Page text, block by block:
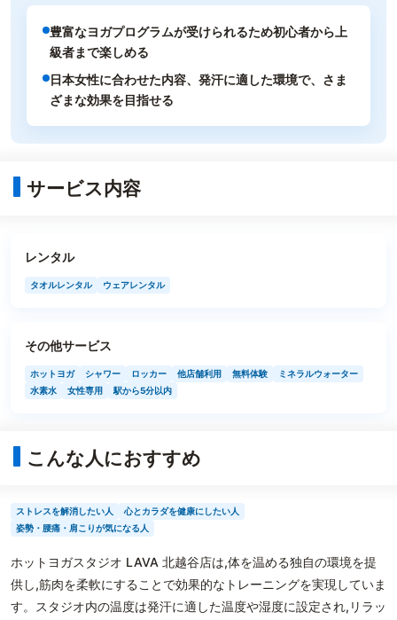
豊富なヨガプログラムが受けられるため初心者から上
級者まで楽しめる
日本女性に合わせた内容、発汗に適した環境で、さま
ざまな効果を目指せる
サービス内容
レンタル
タオルレンタル ウェアレンタル
その他サービス
ホットヨガ シャワー ロッカー 他店舗利用 無料体験
ミネラルウォーター
水素水
女性専用 駅から5分以内
こんな人におすすめ
ストレスを解消したい人
心とカラダを健康にしたい人
姿勢・腰痛・肩こりが気になる人
ホットヨガスタジオ LAVA 北越谷店は,体を温める独自の環境を提
供し,筋肉を柔軟にすることで効果的なトレーニングを実現していま
す。スタジオ内の温度は発汗に適した温度や湿度に設定され,リラッ